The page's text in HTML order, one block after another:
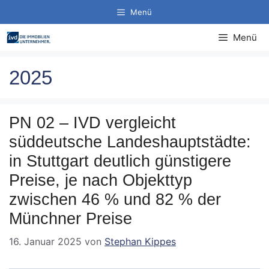
Inhalt
springen
Menü
Menü
2025
PN 02 – IVD vergleicht
süddeutsche Landeshauptstädte:
in Stuttgart deutlich günstigere
Preise, je nach Objekttyp
zwischen 46 % und 82 % der
Münchner Preise
16. Januar 2025 von Stephan Kippes